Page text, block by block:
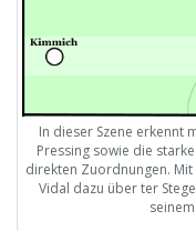
In dieser Szene erkennt
Pressing sowie die
direkten Zuordnungen.
Vidal dazu über ter